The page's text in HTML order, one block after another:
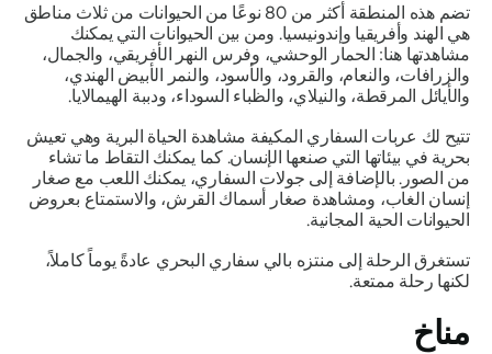
تضم هذه المنطقة أكثر من 80 نوعًا من الحيوانات من ثلاث مناطق
هي الهند وأفريقيا وإندونيسيا. ومن بين الحيوانات التي يمكنك
مشاهدتها هنا: الحمار الوحشي، وفرس النهر الأفريقي، والجمال،
والزرافات، والنعام، والقرود، والأسود، والنمر الأبيض الهندي،
والأيائل المرقطة، والنيلاي، والظباء السوداء، ودببة الهيمالايا.
تتيح لك عربات السفاري المكيفة مشاهدة الحياة البرية وهي تعيش
بحرية في بيئاتها التي صنعها الإنسان. كما يمكنك التقاط ما تشاء
من الصور. بالإضافة إلى جولات السفاري، يمكنك اللعب مع صغار
إنسان الغاب، ومشاهدة صغار أسماك القرش، والاستمتاع بعروض
الحيوانات الحية المجانية.
تستغرق الرحلة إلى منتزه بالي سفاري البحري عادةً يوماً كاملاً،
لكنها رحلة ممتعة.
مناخ